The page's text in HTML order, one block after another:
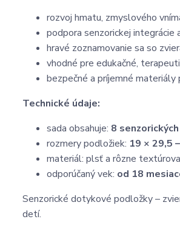
rozvoj hmatu, zmyslového
podpora senzorickej integrácie
hravé zoznamovanie sa so
vhodné pre edukačné,
bezpečné a príjemné
Technické údaje:
sada obsahuje: 8
rozmery podložiek: 19 × 29,5
materiál: plsť a rôzne
odporúčaný vek: od 18
Senzorické dotykové podložky –
detí.